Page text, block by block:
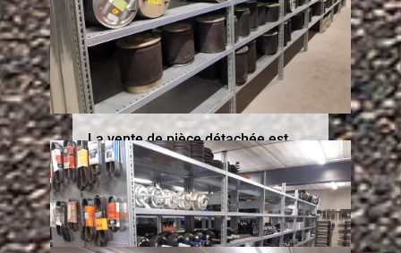
attaches-remorques, réservoir et
pompe hydraulique…)
Cette force nous permet de fournir
un service rapide et efficace.
La vente de pièce détachée est
également possible directement à
notre comptoir.